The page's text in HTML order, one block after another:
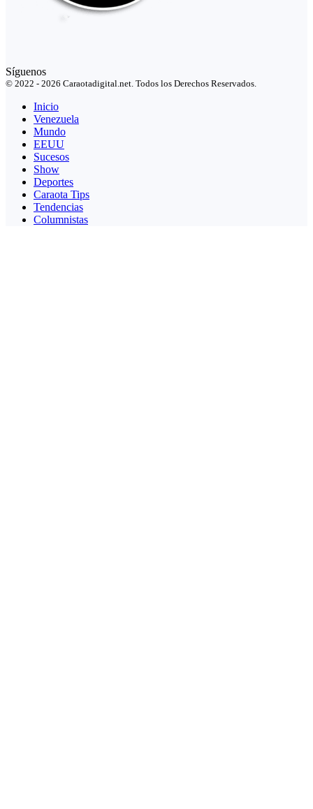
Síguenos
© 2022 - 2026 Caraotadigital.net. Todos los Derechos Reservados.
Inicio
Venezuela
Mundo
EEUU
Sucesos
Show
Deportes
Caraota Tips
Tendencias
Columnistas